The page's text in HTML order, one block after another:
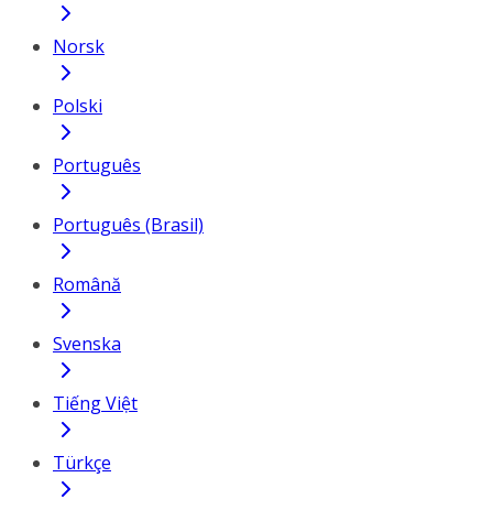
Norsk
Polski
Português
Português (Brasil)
Română
Svenska
Tiếng Việt
Türkçe